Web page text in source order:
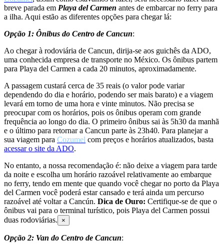
breve parada em Playa del Carmen antes de embarcar no ferry para
a ilha. Aqui estão as diferentes opções para chegar lá:
Opção 1: Ônibus do Centro de Cancun:
Ao chegar à rodoviária de Cancun, dirija-se aos guichês da ADO,
uma conhecida empresa de transporte no México. Os ônibus partem
para Playa del Carmen a cada 20 minutos, aproximadamente.
A passagem custará cerca de 35 reais (o valor pode variar
dependendo do dia e horário, podendo ser mais barato) e a viagem
levará em torno de uma hora e vinte minutos. Não precisa se
preocupar com os horários, pois os ônibus operam com grande
frequência ao longo do dia. O primeiro ônibus sai às 5h30 da manhã
e o último para retornar a Cancun parte às 23h40. Para planejar a
sua viagem para Cozumel com preços e horários atualizados, basta
acessar o site da ADO.
No entanto, a nossa recomendação é: não deixe a viagem para tarde
da noite e escolha um horário razoável relativamente ao embarque
no ferry, tendo em mente que quando você chegar no porto da Playa
del Carmen você poderá estar cansado e terá ainda um percurso
razoável até voltar a Cancún. Dica de Ouro: Certifique-se de que o
ônibus vai para o terminal turístico, pois Playa del Carmen possui
duas rodoviárias.
×
Opção 2: Van do Centro de Cancun: